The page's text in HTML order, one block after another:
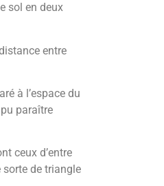
sol en deux
entre
à l’espace du
paraître
ceux d’entre
sorte de triangle